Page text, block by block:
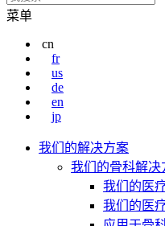
菜单
cn
fr
us
de
en
jp
我们的解决方案
我们的骨科解决
我们的医
我们的医